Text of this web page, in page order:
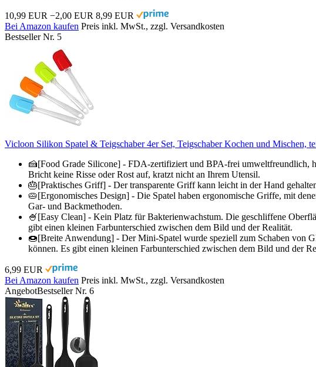
10,99 EUR −2,00 EUR 8,99 EUR
Bei Amazon kaufen Preis inkl. MwSt., zzgl. Versandkosten
Bestseller Nr. 5
Vicloon Silikon Spatel & Teigschaber 4er Set, Teigschaber Kochen und
🍰[Food Grade Silicone] - FDA-zertifiziert und BPA-frei umweltfreundlich,
Bricht keine Risse oder Rost auf, kratzt nicht an Ihrem Utensil.
🎂[Praktisches Griff] - Der transparente Griff kann leicht in der Hand
🥧[Ergonomisches Design] - Die Spatel haben ergonomische Griffe, mit
Gar- und Backmethoden.
🍧[Easy Clean] - Kein Platz für Bakterienwachstum. Die geschliffene
gibt einen kleinen Farbunterschied zwischen dem Bild und der Realität.
🍩[Breite Anwendung] - Der Mini-Spatel wurde speziell zum Schaben von
können. Es gibt einen kleinen Farbunterschied zwischen dem Bild und der
6,99 EUR
Bei Amazon kaufen Preis inkl. MwSt., zzgl. Versandkosten
AngebotBestseller Nr. 6